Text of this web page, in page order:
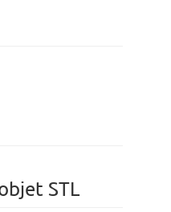
STL